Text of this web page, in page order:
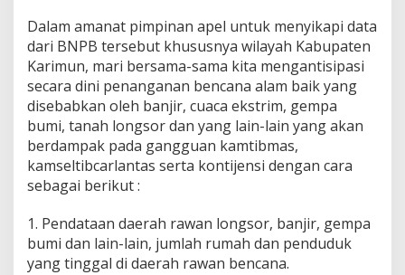
Dalam amanat pimpinan apel untuk menyikapi data
dari BNPB tersebut khususnya wilayah Kabupaten
Karimun, mari bersama-sama kita mengantisipasi
secara dini penanganan bencana alam baik yang
disebabkan oleh banjir, cuaca ekstrim, gempa
bumi, tanah longsor dan yang lain-lain yang akan
berdampak pada gangguan kamtibmas,
kamseltibcarlantas serta kontijensi dengan cara
sebagai berikut :
1. Pendataan daerah rawan longsor, banjir, gempa
bumi dan lain-lain, jumlah rumah dan penduduk
yang tinggal di daerah rawan bencana.